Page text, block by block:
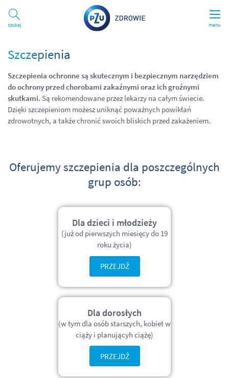
menu
Szukaj
Szczepienia
Szczepienia ochronne są skutecznym i bezpiecznym narzędziem
do ochrony przed chorobami zakaźnymi oraz ich groźnymi
skutkami. Są rekomendowane przez lekarzy na całym świecie.
Dzięki szczepieniom możesz uniknąć poważnych powikłań
zdrowotnych, a także chronić swoich bliskich przed zakażeniem.
Oferujemy szczepienia dla poszczególnych
grup osób:
Dla dzieci i młodzieży
(już od pierwszych miesięcy do 19
roku życia)
PRZEJDŹ
Dla dorosłych
(w tym dla osób starszych, kobiet w
ciąży i planującyh ciążę)
PRZEJDŹ